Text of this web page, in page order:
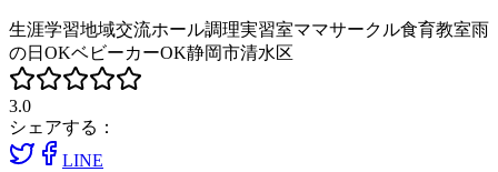
生涯学習地域交流ホール調理実習室ママサークル食育教室雨
の日OKベビーカーOK静岡市清水区
3.0
シェアする：
LINE